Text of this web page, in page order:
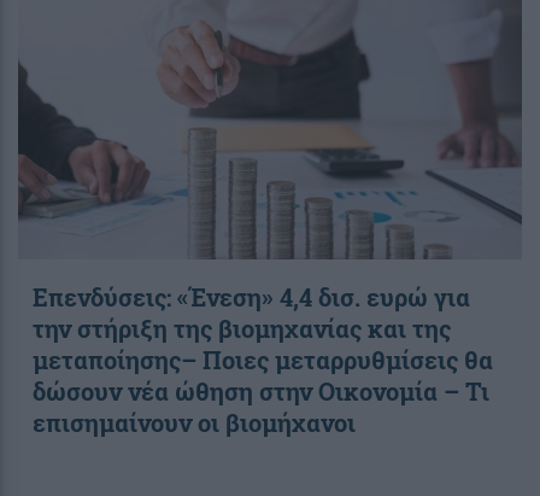
Επενδύσεις: «Ένεση» 4,4 δισ. ευρώ για
την στήριξη της βιομηχανίας και της
μεταποίησης– Ποιες μεταρρυθμίσεις θα
δώσουν νέα ώθηση στην Οικονομία – Τι
επισημαίνουν οι βιομήχανοι